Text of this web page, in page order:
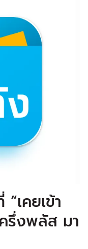
เคยเข้า
รึ่งพลัส มา